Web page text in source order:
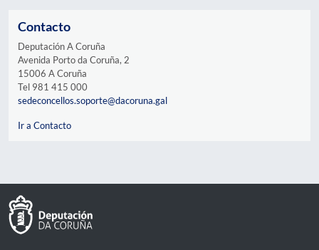
Contacto
Deputación A Coruña
Avenida Porto da Coruña, 2
15006 A Coruña
Tel 981 415 000
sedeconcellos.soporte@dacoruna.gal
Ir a Contacto